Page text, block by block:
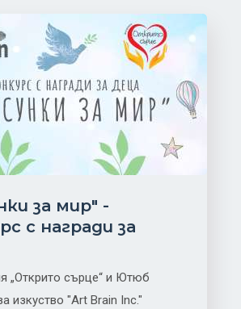
за мир" -
с награди за
„Открито сърце“ и Ютюб
изкуство "Аrt Brain Inc."